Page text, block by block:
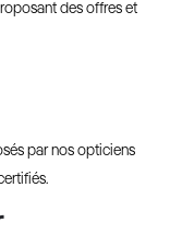
des offres et
par nos opticiens